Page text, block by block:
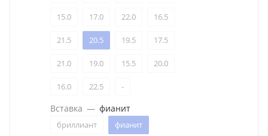
15.0 17.0 22.0 16.5
21.5 20.5 19.5 17.5
21.0 19.0 15.5 20.0
16.0 22.5 -
Вставка — фианит
бриллиант фианит